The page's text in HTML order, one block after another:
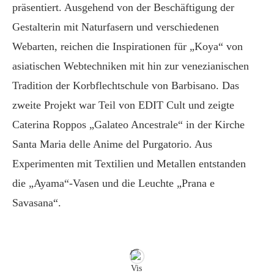
präsentiert. Ausgehend von der Beschäftigung der
Gestalterin mit Naturfasern und verschiedenen
Webarten, reichen die Inspirationen für „Koya“ von
asiatischen Webtechniken mit hin zur venezianischen
Tradition der Korbflechtschule von Barbisano. Das
zweite Projekt war Teil von EDIT Cult und zeigte
Caterina Roppos „Galateo Ancestrale“ in der Kirche
Santa Maria delle Anime del Purgatorio. Aus
Experimenten mit Textilien und Metallen entstanden
die „Ayama“-Vasen und die Leuchte „Prana e
Savasana“.